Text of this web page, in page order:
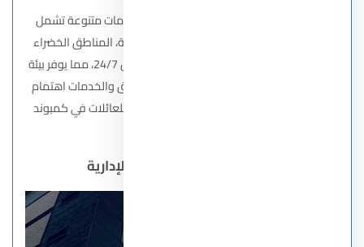
يضم كمبوند جراندا لايف الشروق مرافق وخدمات متنوعة تشمل
حمامات السباحة، النوادي الاجتماعية والرياضية، المناطق الخضراء
والحدائق، والأماكن الترفيهية، والأمان والأمان 24/7، مما يوفر بيئة
متكاملة ومريحة للسكان. تعكس هذه المرافق والخدمات اهتمام
شركة إيجي جاب بتوفير منازل عصرية ومريحة للعائلات في كمبوند
كمبوند ذا ايلاند العاصمة الإدارية